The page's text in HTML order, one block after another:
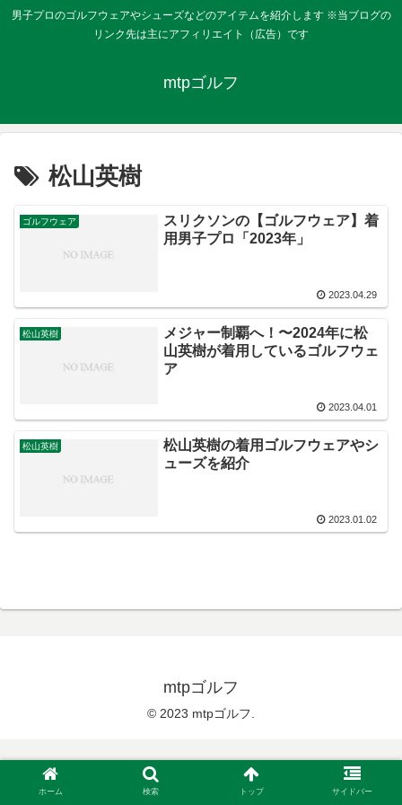
男子プロのゴルフウェアやシューズなどのアイテムを紹介します ※当ブログの
リンク先は主にアフィリエイト（広告）です
mtpゴルフ
松山英樹
ゴルフウェア
スリクソンの【ゴルフウェア】着
用男子プロ「2023年」
2023.04.29
松山英樹
メジャー制覇へ！〜2024年に松
山英樹が着用しているゴルフウェ
ア
2023.04.01
松山英樹
松山英樹の着用ゴルフウェアやシ
ューズを紹介
2023.01.02
mtpゴルフ
© 2023 mtpゴルフ.
ホーム 検索 トップ サイドバー